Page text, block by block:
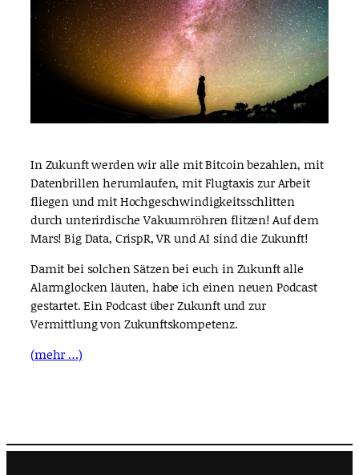
In Zukunft werden wir alle mit Bitcoin bezahlen, mit
Datenbrillen herumlaufen, mit Flugtaxis zur Arbeit
fliegen und mit Hochgeschwindigkeitsschlitten
durch unterirdische Vakuumröhren flitzen! Auf dem
Mars! Big Data, CrispR, VR und AI sind die Zukunft!
Damit bei solchen Sätzen bei euch in Zukunft alle
Alarmglocken läuten, habe ich einen neuen Podcast
gestartet. Ein Podcast über Zukunft und zur
Vermittlung von Zukunftskompetenz.
(mehr …)